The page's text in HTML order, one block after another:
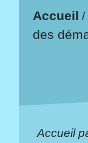
Accueil /
des
Accueil